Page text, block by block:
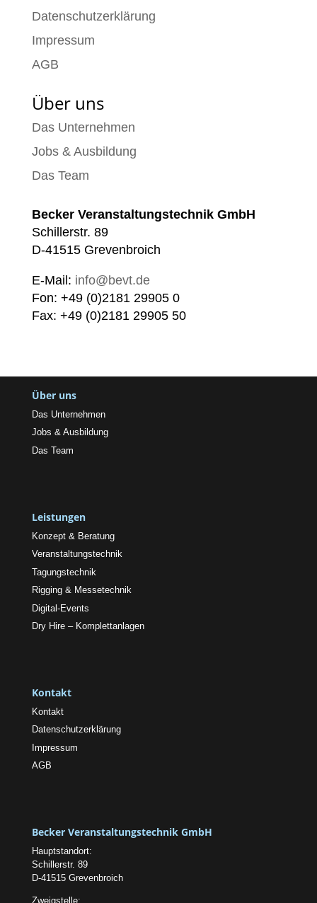
Datenschutzerklärung
Impressum
AGB
Über uns
Das Unternehmen
Jobs & Ausbildung
Das Team
Becker Veranstaltungstechnik GmbH
Schillerstr. 89
D-41515 Grevenbroich
E-Mail: info@bevt.de
Fon: +49 (0)2181 29905 0
Fax: +49 (0)2181 29905 50
Über uns
Das Unternehmen
Jobs & Ausbildung
Das Team
Leistungen
Konzept & Beratung
Veranstaltungstechnik
Tagungstechnik
Rigging & Messetechnik
Digital-Events
Dry Hire – Komplettanlagen
Kontakt
Kontakt
Datenschutzerklärung
Impressum
AGB
Becker Veranstaltungstechnik GmbH
Hauptstandort:
Schillerstr. 89
D-41515 Grevenbroich
Zweigstelle: